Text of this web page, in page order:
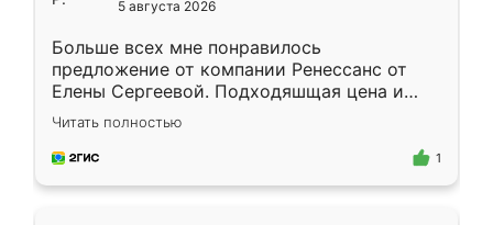
5 августа 2026
Больше всех мне понравилось
предложение от компании Ренессанс от
Елены Сергеевой. Подходяшщая цена и
короткие сроки изготовления. Приехавший
для замера сотрудник Владислав
предложил по моему эскизу самый
Читать полностью
1